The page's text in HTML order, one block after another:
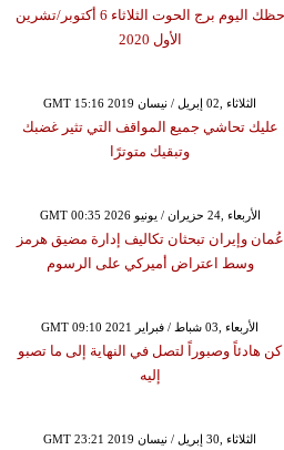
حظك اليوم برج الحوت الثلاثاء 6 أكتوبر/تشرين
الأول 2020
GMT 15:16 2019 الثلاثاء ,02 إبريل / نيسان
عليك تحاشي جميع المواقف التي تثير غضبك
وتبقيك متوترًا
GMT 00:35 2026 الأربعاء ,24 حزيران / يونيو
عُمان وإيران تبحثان تكاليف إدارة مضيق هرمز
وسط اعتراض أميركي على الرسوم
GMT 09:10 2021 الأربعاء ,03 شباط / فبراير
كن هادئاً وصبوراً لتصل في النهاية إلى ما تصبو
إليه
GMT 23:21 2019 الثلاثاء ,30 إبريل / نيسان